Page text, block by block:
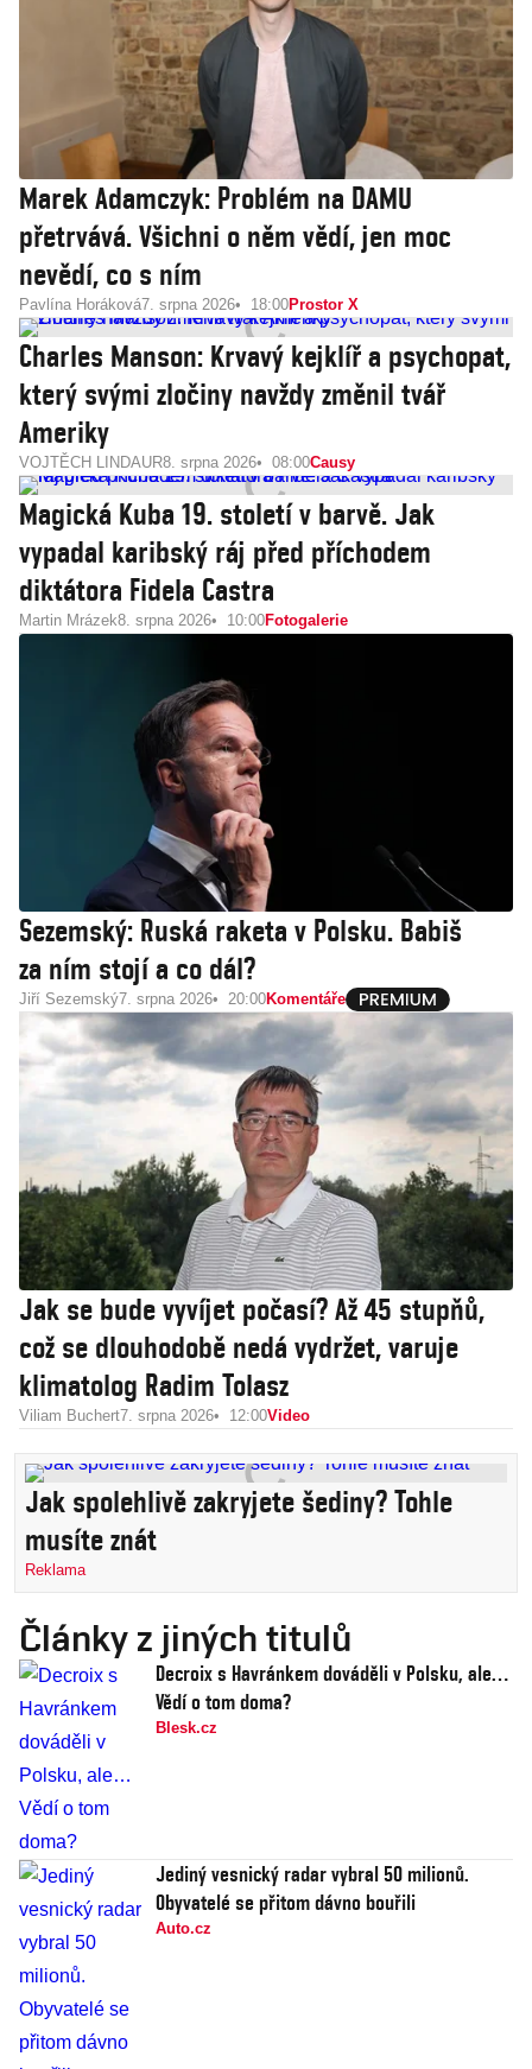
Marek Adamczyk: Problém na DAMU
přetrvává. Všichni o něm vědí, jen moc
nevědí, co s ním
Pavlína Horáková7. srpna 2026 18:00Prostor X
Charles Manson: Krvavý kejklíř a psychopat,
který svými zločiny navždy změnil tvář
Ameriky
VOJTĚCH LINDAUR8. srpna 2026 08:00Causy
Magická Kuba 19. století v barvě. Jak
vypadal karibský ráj před příchodem
diktátora Fidela Castra
Martin Mrázek8. srpna 2026 10:00Fotogalerie
Sezemský: Ruská raketa v Polsku. Babiš
za ním stojí a co dál?
Jiří Sezemský7. srpna 2026 20:00Komentáře
Jak se bude vyvíjet počasí? Až 45 stupňů,
což se dlouhodobě nedá vydržet, varuje
klimatolog Radim Tolasz
Viliam Buchert7. srpna 2026 12:00Video
Jak spolehlivě zakryjete šediny? Tohle
musíte znát
Reklama
Články z jiných titulů
Decroix s Havránkem dováděli v Polsku, ale…
Vědí o tom doma?
Blesk.cz
Jediný vesnický radar vybral 50 milionů.
Obyvatelé se přitom dávno bouřili
Auto.cz